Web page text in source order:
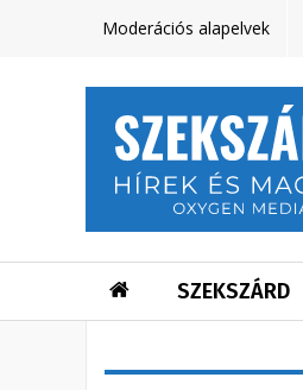
Moderációs alapelvek
SZEKSZÁRD